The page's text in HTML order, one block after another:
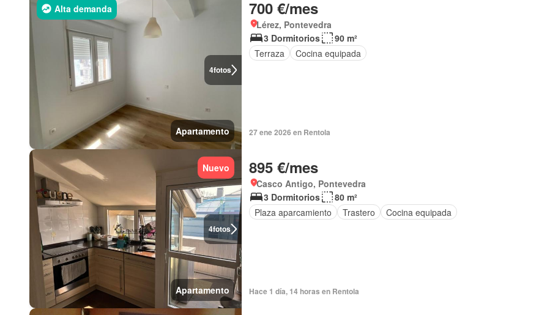
4fotos
Alta demanda
Apartamento
700 €/mes
Lérez, Pontevedra
3 Dormitorios
90 m²
Terraza
Cocina equipada
27 ene 2026 en Rentola
4fotos
Nuevo
Apartamento
895 €/mes
Casco Antigo, Pontevedra
3 Dormitorios
80 m²
Plaza aparcamiento
Trastero Cocina equipada
Hace 1 día, 14 horas en Rentola